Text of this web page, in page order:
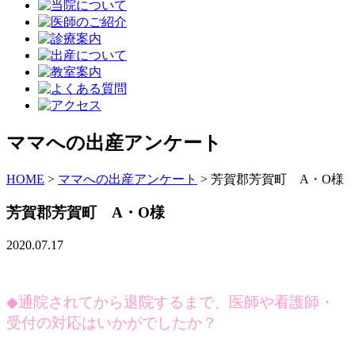
ママへの出産アンケート
HOME > ママへの出産アンケート > 芳賀郡芳賀町 A・O様
芳賀郡芳賀町 A・O様
2020.07.17
◆通院されてから退院するまで、医師や看護師・
受付の対応はいかがでしたか？